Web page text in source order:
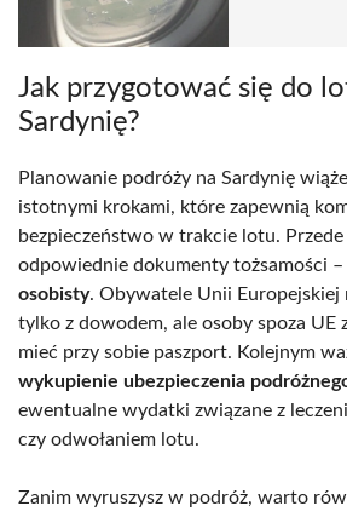
Jak przygotować się do
Sardynię?
Planowanie podróży na Sardynię
istotnymi krokami, które zapewnią
bezpieczeństwo w trakcie lotu.
odpowiednie dokumenty tożsamości –
osobisty. Obywatele Unii Europejskiej
tylko z dowodem, ale osoby spoza UE
mieć przy sobie paszport. Kolejnym
wykupienie ubezpieczenia
ewentualne wydatki związane z
czy odwołaniem lotu.
Zanim wyruszysz w podróż, warto